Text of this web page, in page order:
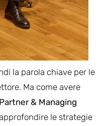
la parola chiave per le
Ma come avere
& Managing
le strategie